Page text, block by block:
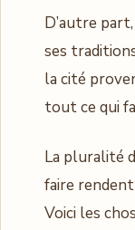
D’autre
ses
la cité
tout ce qui
La pluralité
faire
Voici les